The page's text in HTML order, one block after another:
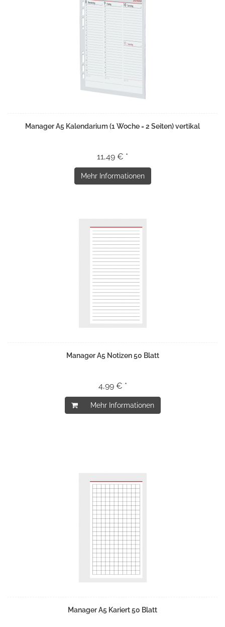
Manager A5 Kalendarium (1 Woche = 2 Seiten) vertikal
11,49 € *
Mehr Informationen
Manager A5 Notizen 50 Blatt
4,99 € *
Mehr Informationen
Manager A5 Kariert 50 Blatt